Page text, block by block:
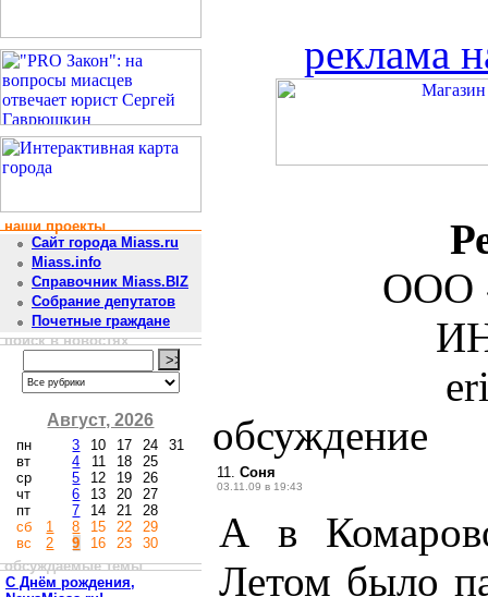
наши проекты
Сайт города Miass.ru
Miass.info
Справочник Miass.BIZ
Собрание депутатов
Почетные граждане
поиск в новостях
Август, 2026
пн
вт
ср
чт
пт
сб
вс
1
2
3
4
5
6
7
8
9
10
11
12
13
14
15
16
17
18
19
20
21
22
23
24
25
26
27
28
29
30
31
обсуждаемые темы
С Днём рождения,
реклама
ООО
обсуждение
11. Соня
03.11.09 в 19:43
А в
Летом было